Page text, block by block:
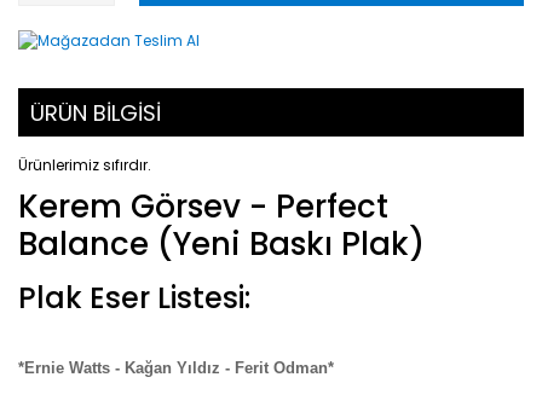
ÜRÜN BİLGİSİ
Ürünlerimiz sıfırdır.
Kerem Görsev - Perfect
Balance (Yeni Baskı Plak)
Plak Eser Listesi:
*Ernie Watts - Kağan Yıldız - Ferit Odman*